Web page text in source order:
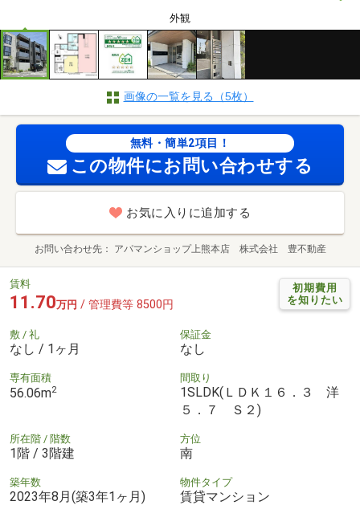
外観
画像の一覧を見る（5枚）
無料・簡単2項目！
この物件にお問い合わせする
お気に入りに追加する
お問い合わせ先 アパマンショップ上熊本店 株式会社 豊不動産
初期費用
を知りたい
賃料
11.70万円 / 管理費等 8500円
敷 / 礼
なし / 1ヶ月
保証金
なし
専有面積
56.06m2
間取り
1SLDK(ＬＤＫ１６．３ 洋
５．７ Ｓ２)
所在階 / 階数
1階 / 3階建
方位
南
築年数
2023年8月(築3年1ヶ月)
物件タイプ
賃貸マンション